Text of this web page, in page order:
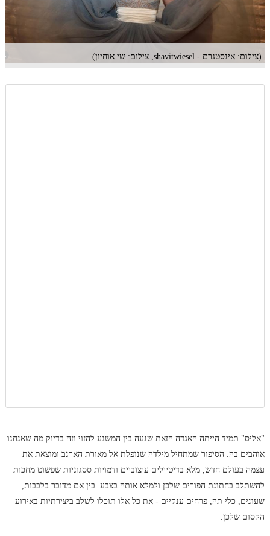
(צילום: אינסטגרם - shavitwiesel, צילום: שי אוחיון)
"אליס" תמיד הייתה האגדה הזאת שנעה בין המשגע להזוי וזה בדיוק מה שאנחנו
אוהבים בה. הסיפור שמתחיל מילדה שנופלת אל מאורת הארנב ומוצאת את
עצמה בעולם חדש, מלא בדיטיילים עיצוביים ודמויות ססגוניות שפשוט מחכות
להשתלב בחתונת הפורים שלכן ולמלא אותה בצבע. בין אם מדובר בלבבות,
שעונים, כלי תה, פרחים ענקיים - את כל אלו תוכלו לשלב ביצירתיות באירוע
הקסום שלכן.